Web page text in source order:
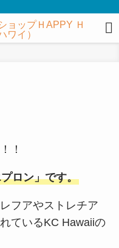
ハッピーハワイ）
！
ロン」です。
フアやストレチア
ているKC Hawaiiの